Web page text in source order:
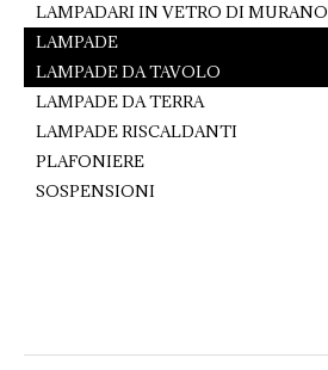
LAMPADARI IN VETRO DI MURANO
LAMPADE
LAMPADE DA TAVOLO
LAMPADE DA TERRA
LAMPADE RISCALDANTI
PLAFONIERE
SOSPENSIONI